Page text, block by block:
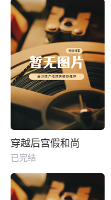
未知
热播
未知
穿越后宫假和尚
已完结